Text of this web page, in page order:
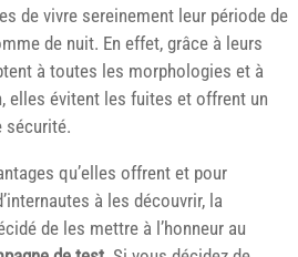
de vivre sereinement leur période de
de nuit. En effet, grâce à leurs
à toutes les morphologies et à
elles évitent les fuites et offrent un
sécurité.
qu’elles offrent et pour
à les découvrir, la
de les mettre à l’honneur au